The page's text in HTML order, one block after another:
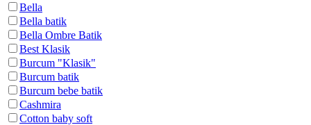
Bella
Bella batik
Bella Ombre Batik
Best Klasik
Burcum "Klasik"
Burcum batik
Burcum bebe batik
Cashmira
Cotton baby soft